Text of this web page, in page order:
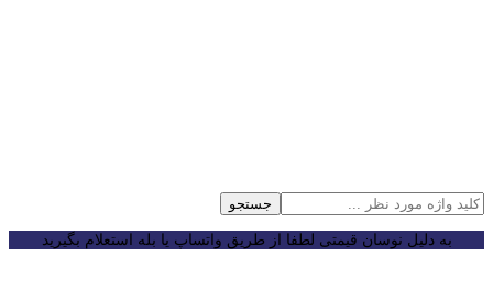
جستجو
به دلیل نوسان قیمتی لطفا از طریق واتساپ یا بله استعلام بگیرید